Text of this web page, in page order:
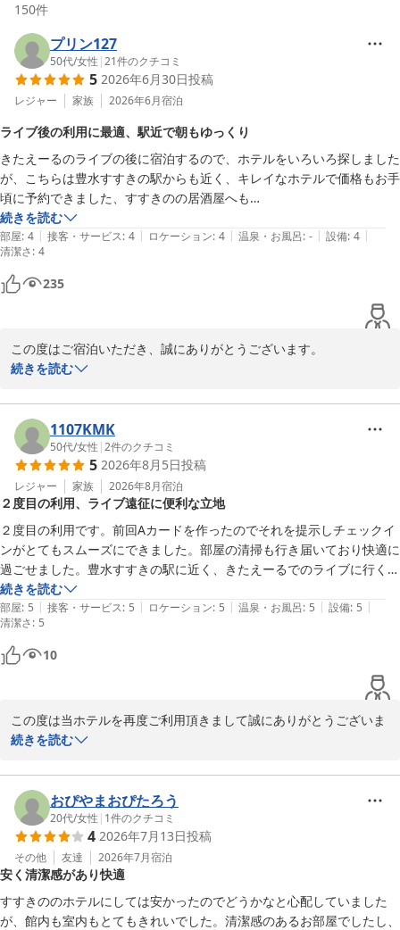
150件
プリン127
50代/女性 |21件のクチコミ
5 2026年6月30日投稿
レジャー 家族 2026年6月宿泊
ライブ後の利用に最適、駅近で朝もゆっくり
きたえーるのライブの後に宿泊するので、ホテルをいろいろ探しました
が、こちらは豊水すすきの駅からも近く、キレイなホテルで価格もお手
頃に予約できました、すすきのの居酒屋へも
歩いて行けたので、良かったです、チェックアウトも11時なので朝ゆ
っくりできました。
続きを読む
部屋: 4 | 接客・サービス: 4 | ロケーション: 4 | 温泉・お風呂: - | 設備: 4 |
清潔さ: 4
235
この度はご宿泊いただき、誠にありがとうございます。
ます。チェックアウトの時間もごゆっくり過ごしていただけたよう
で安心しました。
今後ともお客様に快適にお過ごしいただけるよう努めてまいります
ので、またのご利用を心よりお待ち申し上げております。
スマイルホテル札幌すすきの南
スマイルホテル札幌すすきの南
2026-07-02
続きを読む
1107KMK
50代/女性 |2件のクチコミ
5 2026年8月5日投稿
レジャー 家族 2026年8月宿泊
２度目の利用、ライブ遠征に便利な立地
２度目の利用です。前回Aカードを作ったのでそれを提示しチェックイ
ンがとてもスムーズにできました。部屋の清掃も行き届いており快適に
過ごせました。豊水すすきの駅に近く、きたえーるでのライブに行くに
はとても便利です。目の前にコンビニがあるのもいいですね。
続きを読む
部屋: 5 | 接客・サービス: 5 | ロケーション: 5 | 温泉・お風呂: 5 | 設備: 5 |
清潔さ: 5
10
この度は当ホテルを再度ご利用頂きまして誠にありがとうございま
す。
Aカードのご利用により、スムーズなチェックインができたとのこ
とや、清掃や立地についてもお褒めいただき大変嬉しく思います。
誠にありがとうございます。
今後も快適にお過ごしいただけるよう、努めてまいりますので、ぜ
ひまたのご来店をお待ちしております。
スマイルホテル札幌すすきの南
続きを読む
おぴやまおぴたろう
20代/女性 | 1件のクチコミ
4 2026年7月13日投稿
その他 友達 2026年7月宿泊
安く清潔感があり快適
すすきののホテルにしては安かったのでどうかなと心配していました
が、館内も室内もとてもきれいでした。清潔感のあるお部屋でしたし、